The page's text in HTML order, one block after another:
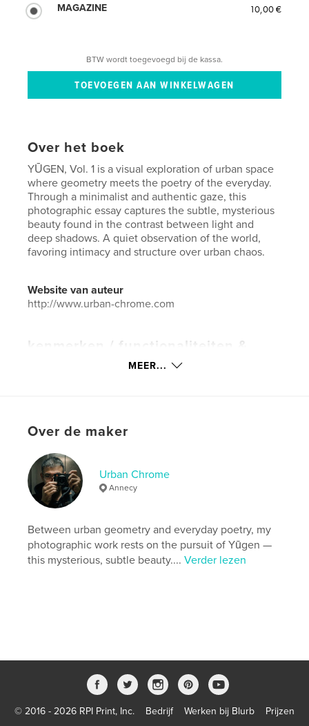
MAGAZINE
10,00 €
BTW wordt toegevoegd bij de kassa.
Over het boek
YŪGEN, Vol. 1 is a visual exploration of urban space
where geometry meets the poetry of the everyday.
Through a minimalist and authentic gaze, this
photographic essay captures the subtle, mysterious
beauty found in the contrast between light and
deep shadows. A quiet observation of the world,
favoring intimacy and structure over urban chaos.
Website van auteur
http://www.urban-chrome.com
kenmerken / functionaliteiten &
Projectoptie:US Letter, 22×28 cm
Aantal pagina's:
Datum publiceren:mei 17, 2026
TaalEnglish
minimalism , cinematic , photography ,
fineart , urban
MEER...
Over de maker
Urban Chrome
Annecy
Between urban geometry and everyday poetry, my
photographic work rests on the pursuit of Yūgen —
this mysterious, subtle beauty....Verder lezen
© 2016 - 2026 RPI Print, Inc. Bedrijf Werken bij Blurb Prijzen